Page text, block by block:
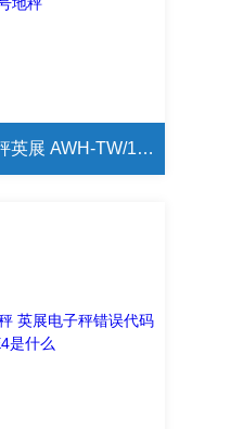
英展电子秤 电子秤英展 AWH-TW/100kg型号地秤